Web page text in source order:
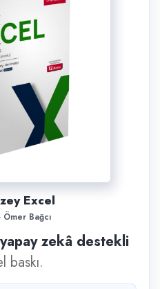
Excel
Ömer Bağcı
yapay zekâ destekli
baskı.